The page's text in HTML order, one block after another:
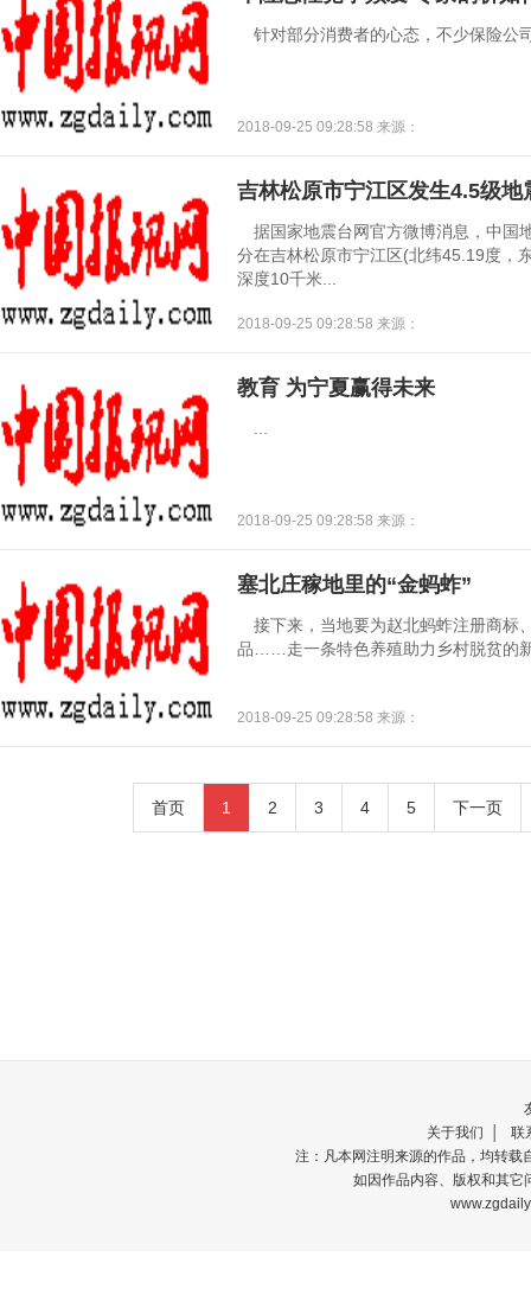
针对部分消费者的心态，不少保险公
2018-09-25 09:28:58 来源：
吉林松原市宁江区发生4.5级地
据国家地震台网官方微博消息，中国
分在吉林松原市宁江区(北纬45.19度，
深度10千米...
2018-09-25 09:28:58 来源：
教育 为宁夏赢得未来
2018-09-25 09:28:58 来源：
塞北庄稼地里的“金蚂蚱”
接下来，当地要为赵北蚂蚱注册商标
品……走一条特色养殖助力乡村脱贫的
2018-09-25 09:28:58 来源：
首页 1 2 3 4 5 下一页
关于我们
│联
注：凡本网注明来源的作品，均转载
如因作品内容、版权和其它